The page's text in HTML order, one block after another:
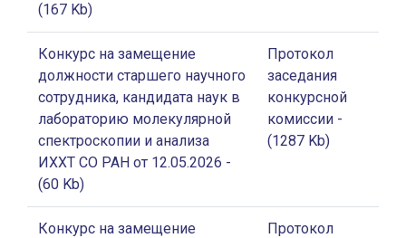
(167 Kb)
Конкурс на замещение
должности старшего научного
сотрудника, кандидата наук в
лабораторию молекулярной
спектроскопии и анализа
ИХХТ СО РАН от 12.05.2026 -
(60 Kb)
Протокол
заседания
конкурсной
комиссии -
(1287 Kb)
Конкурс на замещение
Протокол